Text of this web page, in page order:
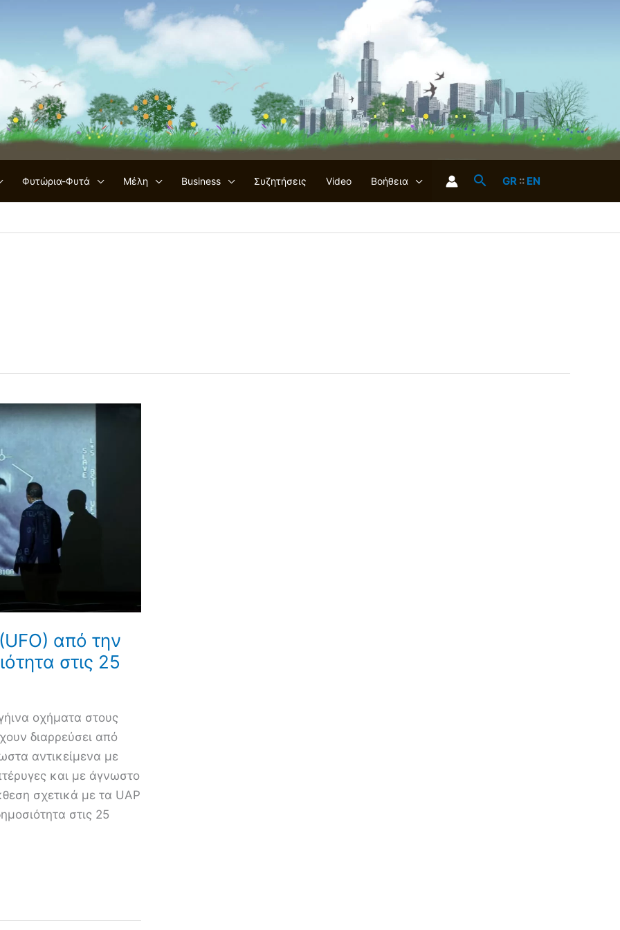
Φυτώρια-Φυτά Μέλη Business Συζητήσεις Video Βοήθεια GR :: EN
από την
στις 25
οχήματα στους
διαρρεύσει από
αντικείμενα με
και με άγνωστο
σχετικά με τα UAP
στις 25